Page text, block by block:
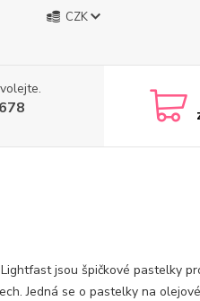
CZK
jsou špičkové pastelky
Jedná se o pastelky na